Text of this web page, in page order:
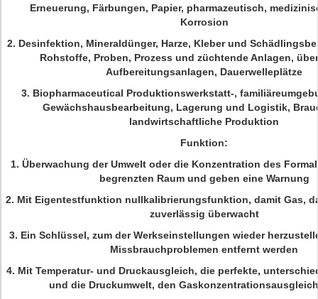
Erneuerung, Färbungen, Papier, pharmazeutisch,
Korrosion
2. Desinfektion, Mineraldünger, Harze, Kleber und
Rohstoffe, Proben, Prozess und züchtende Anlagen,
Aufbereitungsanlagen, Dauerwelleplätze
3. Biopharmaceutical Produktionswerkstatt-,
Gewächshausbearbeitung, Lagerung und Logistik,
landwirtschaftliche Produktion
Funktion:
1. Überwachung der Umwelt oder die Konzentration des
begrenzten Raum und geben eine Warnung
2. Mit Eigentestfunktion nullkalibrierungsfunktion, damit Gas,
zuverlässig überwacht
3. Ein Schlüssel, zum der Werkseinstellungen wieder
Missbrauchproblemen entfernt werden
4. Mit Temperatur- und Druckausgleich, die perfekte,
und die Druckumwelt, den